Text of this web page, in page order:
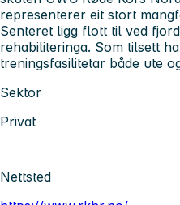
representerer eit stort
Senteret ligg flott til ved
rehabiliteringa. Som tilsett
treningsfasilitetar både ute
Sektor
Privat
Nettsted